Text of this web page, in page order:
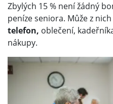
Zbylých 15 % není žádný
peníze seniora. Může z
telefon, oblečení,
nákupy.